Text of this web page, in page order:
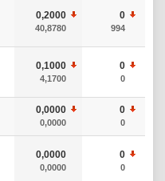
0,2000
40,8780
0
994
0,1000
4,1700
0
0
0,0000
0,0000
0
0
0,0000
0,0000
0
0